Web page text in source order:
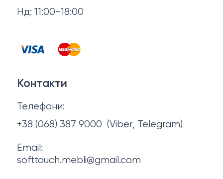
Нд: 11:00-18:00
Тумби та комоди
Відгуки
Контакти
Політика конфіденційності
Контакти
Телефони:
+38 (068) 387 9000 (Viber, Telegram)
Email:
softtouch.mebli@gmail.com